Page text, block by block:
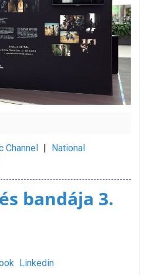
Channel | National
bandája 3.
Linkedin